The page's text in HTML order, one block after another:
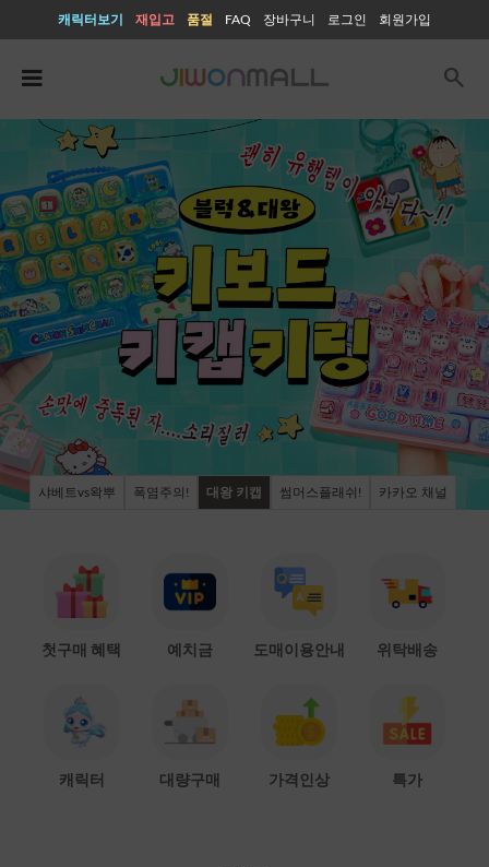
캐릭터보기 재입고 품절 FAQ 장바구니 로그인 회원가입
search
샤베트vs왁뿌 폭염주의! 대왕 키캡 썸머스플래쉬! 카카오 채널
첫구매 혜택 예치금 도매이용안내 위탁배송
캐릭터 대량구매 가격인상 특가